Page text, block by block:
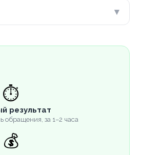
▾
⏱️
результат
обращения, за 1–2 часа
💰